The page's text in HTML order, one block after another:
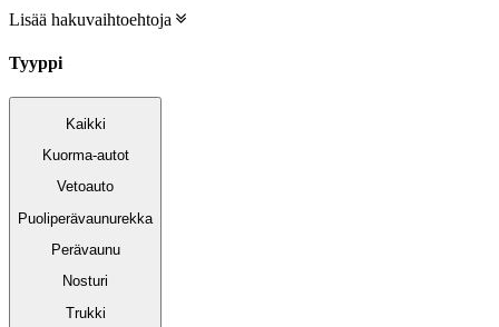
Lisää hakuvaihtoehtoja
Tyyppi
Kaikki
Kuorma-autot
Vetoauto
Puoliperävaunurekka
Perävaunu
Nosturi
Trukki